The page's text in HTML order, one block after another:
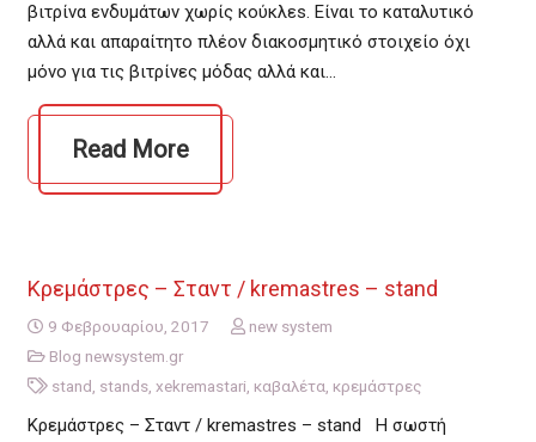
βιτρίνα ενδυμάτων χωρίς κούκλεs. Είναι το καταλυτικό
αλλά και απαραίτητο πλέον διακοσμητικό στοιχείο όχι
μόνο για τις βιτρίνες μόδας αλλά και…
Read More
Κρεμάστρες – Σταντ / kremastres – stand
9 Φεβρουαρίου, 2017
new system
Blog newsystem.gr
stand stands, xekremastari καβαλέτα κρεμάστρες
Κρεμάστρες – Σταντ / kremastres – stand Η σωστή